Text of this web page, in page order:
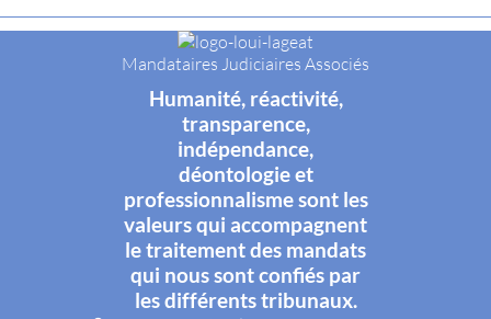
Mandataires Judiciaires Associés
Humanité, réactivité,
transparence,
indépendance,
déontologie et
professionnalisme sont les
valeurs qui accompagnent
le traitement des mandats
qui nous sont confiés par
les différents tribunaux.